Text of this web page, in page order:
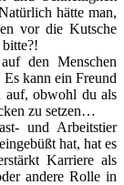
hätte man,
vor die Kutsche
den Menschen
kann ein Freund
auf, obwohl du als
zu setzen…
und Arbeitstier
hat, hat es
Karriere als
andere Rolle in